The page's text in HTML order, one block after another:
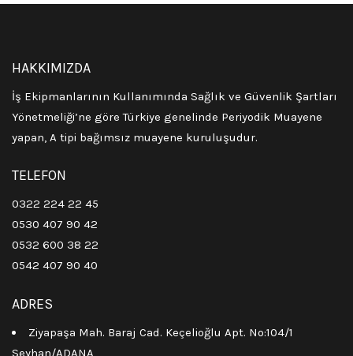
HAKKIMIZDA
İş Ekipmanlarının Kullanımında Sağlık ve Güvenlik Şartları
Yönetmeliği’ne göre Türkiye genelinde Periyodik Muayene
yapan, A tipi bağımsız muayene kuruluşudur.
TELEFON
0322 224 22 45
0530 407 90 42
0532 600 38 22
0542 407 90 40
ADRES
Ziyapaşa Mah. Baraj Cad. Keçelioğlu Apt. No:104/1
Seyhan/ADANA